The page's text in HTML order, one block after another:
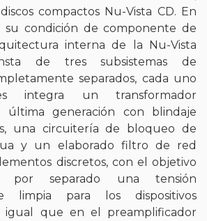
compactos Nu-Vista CD. En
su condición de componente de
interna de la Nu-Vista
de tres subsistemas de
separados, cada uno
integra un transformador
última generación con blindaje
una circuitería de bloqueo de
y un elaborado filtro de red
discretos, con el objetivo
por separado una tensión
limpia para los dispositivos
igual que en el preamplificador